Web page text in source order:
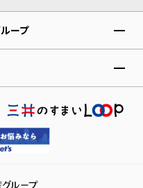
ープ
険株式会社